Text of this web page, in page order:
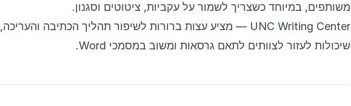
משותפים, במיוחד כשצריך לשמור על עקביות, ציטוטים וסגנון.
UNC Writing Center — מציע עצות ברורות לשיפור תהליך הכתיבה והעריכה,
שיכולות לעזור לצוותים לתאם גרסאות ומשוב במסמכי Word.